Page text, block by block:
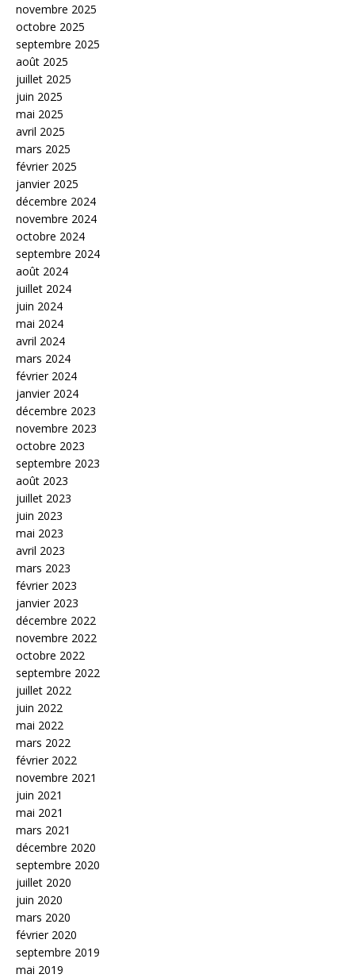
novembre 2025
octobre 2025
septembre 2025
août 2025
juillet 2025
juin 2025
mai 2025
avril 2025
mars 2025
février 2025
janvier 2025
décembre 2024
novembre 2024
octobre 2024
septembre 2024
août 2024
juillet 2024
juin 2024
mai 2024
avril 2024
mars 2024
février 2024
janvier 2024
décembre 2023
novembre 2023
octobre 2023
septembre 2023
août 2023
juillet 2023
juin 2023
mai 2023
avril 2023
mars 2023
février 2023
janvier 2023
décembre 2022
novembre 2022
octobre 2022
septembre 2022
juillet 2022
juin 2022
mai 2022
mars 2022
février 2022
novembre 2021
juin 2021
mai 2021
mars 2021
décembre 2020
septembre 2020
juillet 2020
juin 2020
mars 2020
février 2020
septembre 2019
mai 2019